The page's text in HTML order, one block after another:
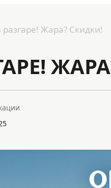
разгаре! Жара? Скидки!